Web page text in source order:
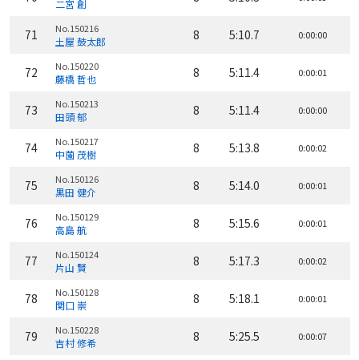
二宮 創
71 No.150216
土屋 鼓太郎 8 5:10.7 0:00:00
72 No.150220
藤橋 哲也 8 5:11.4 0:00:01
73 No.150213
田頭 郁 8 5:11.4 0:00:00
74 No.150217
中薗 茂樹 8 5:13.8 0:00:02
75 No.150126
黒田 健介 8 5:14.0 0:00:01
76 No.150129
高島 航 8 5:15.6 0:00:01
77 No.150124
片山 賢 8 5:17.3 0:00:02
78 No.150128
関口 崇 8 5:18.1 0:00:01
79 No.150228
吉村 修希 8 5:25.5 0:00:07